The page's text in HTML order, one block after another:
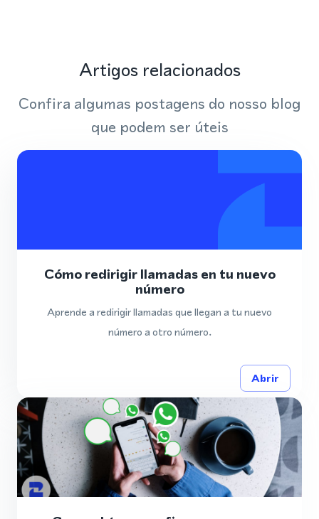
Artigos relacionados
Confira algumas postagens do nosso blog
que podem ser úteis
Cómo redirigir llamadas en tu nuevo
número
Aprende a redirigir llamadas que llegan a tu nuevo
número a otro número.
Abrir